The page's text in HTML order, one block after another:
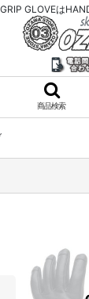
GLOVEは
商品検索